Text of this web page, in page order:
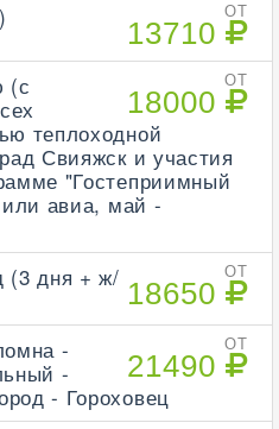
ОТ
13710
ОТ
18000
(с
теплоходной
Свияжск и участия
"Гостеприимный
авиа, май -
ОТ
18650
(3 дня + ж/
ОТ
21490
-
-
- Гороховец